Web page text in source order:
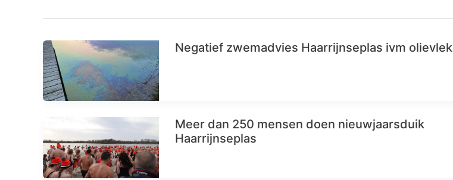
Negatief zwemadvies Haarrijnseplas ivm olievlek
Meer dan 250 mensen doen nieuwjaarsduik
Haarrijnseplas